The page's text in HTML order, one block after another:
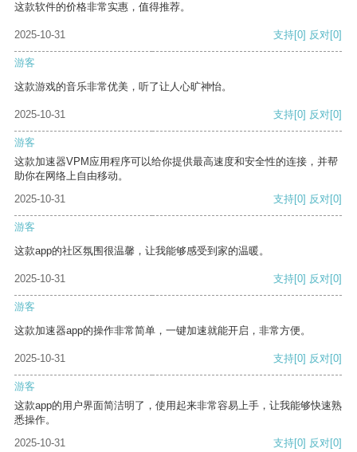
这款软件的价格非常实惠，值得推荐。
2025-10-31 支持[0] 反对[0]
游客
这款游戏的音乐非常优美，听了让人心旷神怡。
2025-10-31 支持[0] 反对[0]
游客
这款加速器VPM应用程序可以给你提供最高速度和安全性的连接，并帮
助你在网络上自由移动。
2025-10-31
支持[0] 反对[0]
游客
这款app的社区氛围很温馨，让我能够感受到家的温暖。
2025-10-31 支持[0] 反对[0]
游客
这款加速器app的操作非常简单，一键加速就能开启，非常方便。
2025-10-31 支持[0] 反对[0]
游客
这款app的用户界面简洁明了，使用起来非常容易上手，让我能够快速熟
悉操作。
2025-10-31
支持[0] 反对[0]